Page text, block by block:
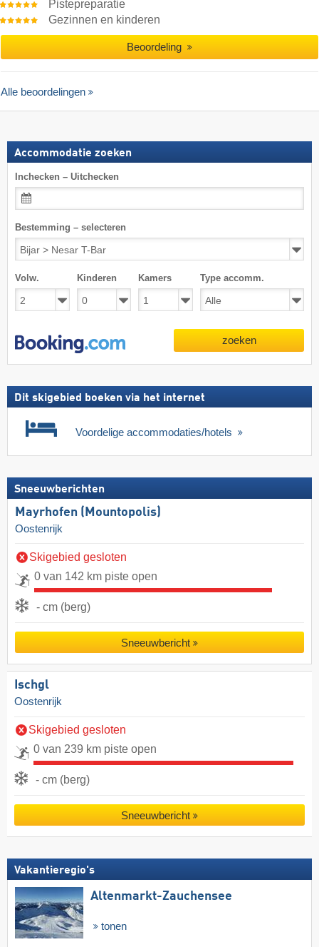
Pistepreparatie
Gezinnen en kinderen
Beoordeling
Alle beoordelingen
Accommodatie zoeken
Inchecken – Uitchecken
Bestemming – selecteren
Volw. Kinderen Kamers Type accomm.
zoeken
Dit skigebied boeken via het internet
Voordelige accommodaties/hotels
Sneeuwberichten
Mayrhofen (Mountopolis)
Oostenrijk
Skigebied gesloten
0 van 142 km piste open
- cm (berg)
Sneeuwbericht
Ischgl
Oostenrijk
Skigebied gesloten
0 van 239 km piste open
- cm (berg)
Sneeuwbericht
Vakantieregio's
Altenmarkt-Zauchensee
tonen